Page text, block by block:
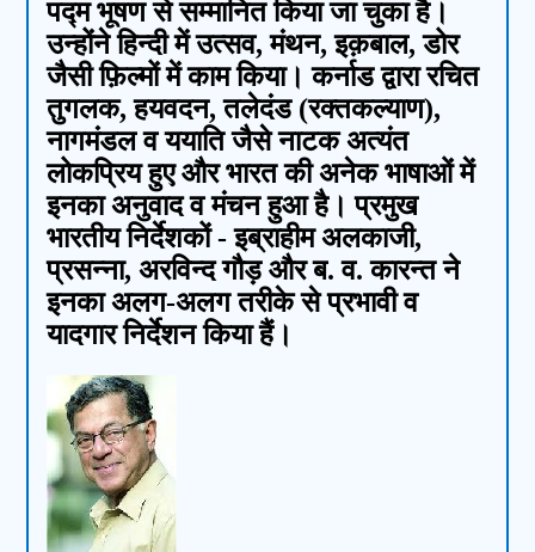
पद्म भूषण से सम्मानित किया जा चुका है।
उन्होंने हिन्दी में उत्सव, मंथन, इक़बाल, डोर
जैसी फ़िल्मों में काम किया। कर्नाड द्वारा रचित
तुगलक, हयवदन, तलेदंड (रक्तकल्याण),
नागमंडल व ययाति जैसे नाटक अत्यंत
लोकप्रिय हुए और भारत की अनेक भाषाओं में
इनका अनुवाद व मंचन हुआ है। प्रमुख
भारतीय निर्देशकों - इब्राहीम अलकाजी,
प्रसन्ना, अरविन्द गौड़ और ब. व. कारन्त ने
इनका अलग-अलग तरीके से प्रभावी व
यादगार निर्देशन किया हैं।